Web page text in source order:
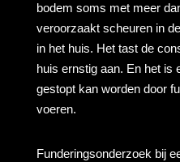
bodem soms met meer
veroorzaakt scheuren in
in het huis. Het tast de
huis ernstig aan. En het is
gestopt kan worden door
voeren.
Funderingsonderzoek bij